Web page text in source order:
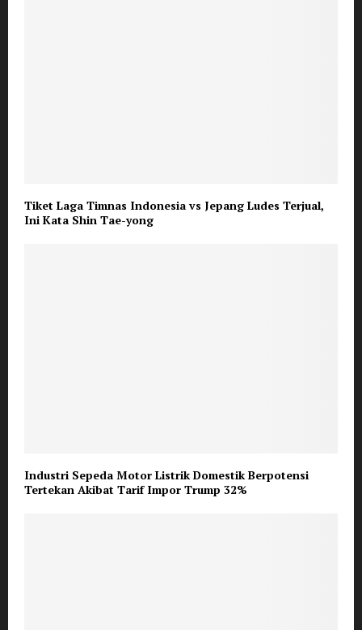
Tiket Laga Timnas Indonesia vs Jepang Ludes Terjual,
Ini Kata Shin Tae-yong
Industri Sepeda Motor Listrik Domestik Berpotensi
Tertekan Akibat Tarif Impor Trump 32%